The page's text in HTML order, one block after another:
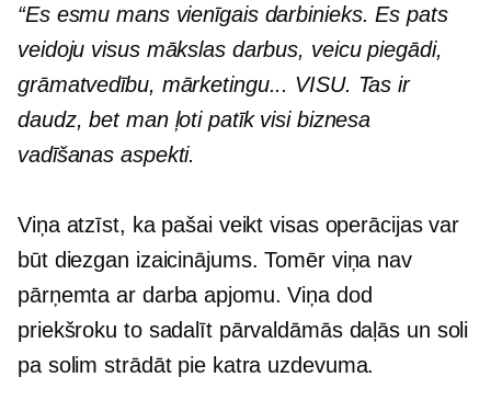
“Es esmu mans vienīgais darbinieks. Es pats
veidoju visus mākslas darbus, veicu piegādi,
grāmatvedību, mārketingu... VISU. Tas ir
daudz, bet man ļoti patīk visi biznesa
vadīšanas aspekti.
Viņa atzīst, ka pašai veikt visas operācijas var
būt diezgan izaicinājums. Tomēr viņa nav
pārņemta ar darba apjomu. Viņa dod
priekšroku to sadalīt pārvaldāmās daļās un soli
pa solim strādāt pie katra uzdevuma.